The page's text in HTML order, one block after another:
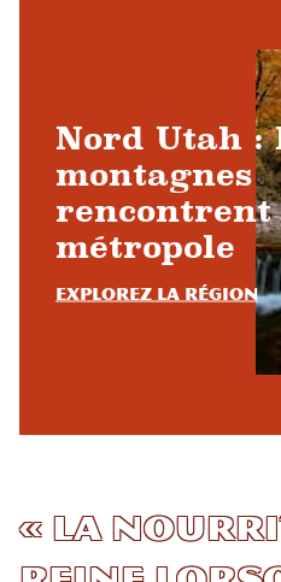
Nord Utah :
montagnes
rencontrent
métropole
Explorez la région
« La